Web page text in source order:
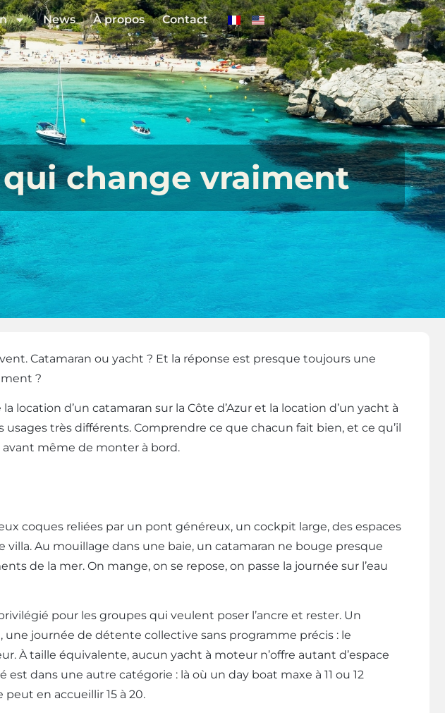
News À propos Contact
change vraiment
Catamaran ou yacht ? Et la réponse est presque toujours une
?
location d’un catamaran sur la Côte d’Azur et la location d’un yacht à
très différents. Comprendre ce que chacun fait bien, et ce qu’il
avant même de monter à bord.
coques reliées par un pont généreux, un cockpit large, des espaces
villa. Au mouillage dans une baie, un catamaran ne bouge presque
de la mer. On mange, on se repose, on passe la journée sur l’eau
pour les groupes qui veulent poser l’ancre et rester. Un
une journée de détente collective sans programme précis : le
À taille équivalente, aucun yacht à moteur n’offre autant d’espace
dans une autre catégorie : là où un day boat maxe à 11 ou 12
en accueillir 15 à 20.